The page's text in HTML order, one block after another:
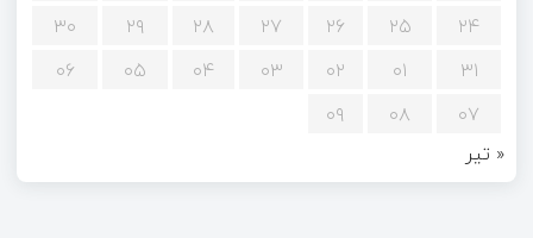
۲۴
۲۵ ۲۶ ۲۷ ۲۸ ۲۹
۳۰
۳۱
۰۱ ۰۲ ۰۳ ۰۴ ۰۵
۰۶
۰۷
۰۸
۰۹
« تیر